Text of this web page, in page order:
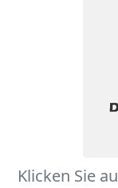
Klicken Sie